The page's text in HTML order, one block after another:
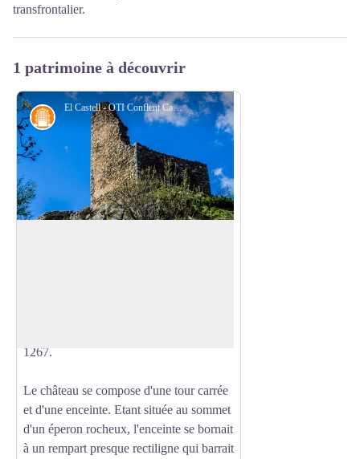
transfrontalier.
1 patrimoine à découvrir
El Castell - OTI Conflent Canigó
Architecture
1267.
Le château se compose d'une tour carrée
et d'une enceinte. Etant située au sommet
d'un éperon rocheux, l'enceinte se bornait
à un rempart presque rectiligne qui barrait